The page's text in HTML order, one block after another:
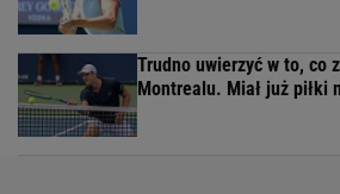
Trudno uwierzyć w to, co
Montrealu. Miał już piłki